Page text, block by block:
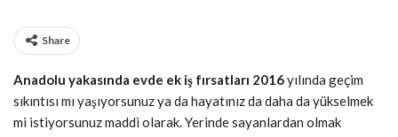
Share
Anadolu yakasında evde ek iş fırsatları 2016yılında geçim
sıkıntısı mı yaşıyorsunuz ya da hayatınız da daha da yükselmek
mi istiyorsunuz maddi olarak. Yerinde sayanlardan olmak